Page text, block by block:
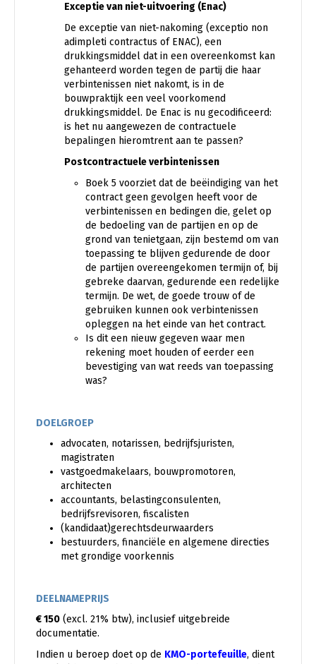
Exceptie van niet-uitvoering (Enac)
De exceptie van niet-nakoming (exceptio non
adimpleti contractus of ENAC), een
drukkingsmiddel dat in een overeenkomst kan
gehanteerd worden tegen de partij die haar
verbintenissen niet nakomt, is in de
bouwpraktijk een veel voorkomend
drukkingsmiddel. De Enac is nu gecodificeerd:
is het nu aangewezen de contractuele
bepalingen hieromtrent aan te passen?
Postcontractuele verbintenissen
Boek 5 voorziet dat de beëindiging van het
contract geen gevolgen heeft voor de
verbintenissen en bedingen die, gelet op
de bedoeling van de partijen en op de
grond van tenietgaan, zijn bestemd om van
toepassing te blijven gedurende de door
de partijen overeengekomen termijn of, bij
gebreke daarvan, gedurende een redelijke
termijn. De wet, de goede trouw of de
gebruiken kunnen ook verbintenissen
opleggen na het einde van het contract.
Is dit een nieuw gegeven waar men
rekening moet houden of eerder een
bevestiging van wat reeds van toepassing
was?
DOELGROEP
advocaten, notarissen, bedrijfsjuristen,
magistraten
vastgoedmakelaars, bouwpromotoren,
architecten
accountants, belastingconsulenten,
bedrijfsrevisoren, fiscalisten
(kandidaat)gerechtsdeurwaarders
bestuurders, financiële en algemene directies
met grondige voorkennis
DEELNAMEPRIJS
€ 150 (excl. 21% btw), inclusief uitgebreide
documentatie.
Indien u beroep doet op de KMO-portefeuille, dient